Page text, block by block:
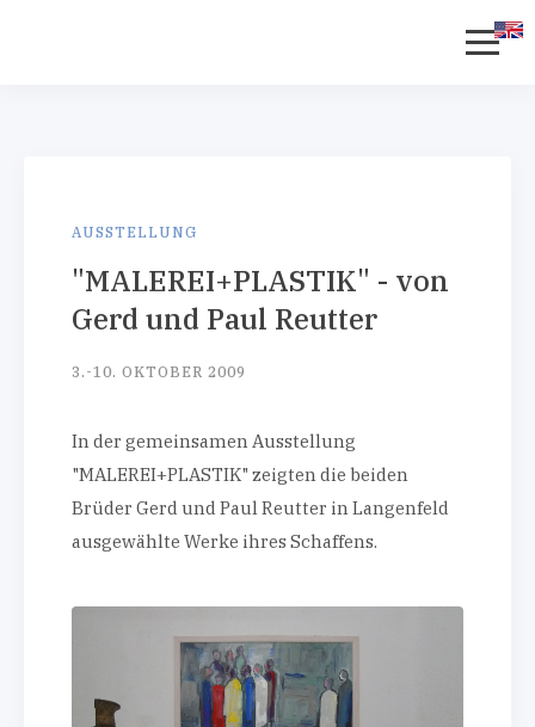
AUSSTELLUNG
"MALEREI+PLASTIK" - von
Gerd und Paul Reutter
3.-10. OKTOBER 2009
In der gemeinsamen Ausstellung
"MALEREI+PLASTIK" zeigten die beiden
Brüder Gerd und Paul Reutter in Langenfeld
ausgewählte Werke ihres Schaffens.